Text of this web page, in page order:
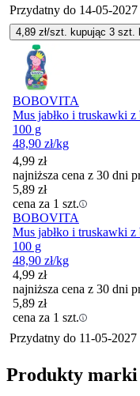
Przydatny do 14-05-2027
4,89 zł/szt. kupując 3 szt.
BOBOVITA
Mus jabłko i truskawki z
100 g
48,90 zł/kg
4,99 zł
najniższa cena z 30 dni
5,89 zł
cena za 1 szt.
BOBOVITA
Mus jabłko i truskawki z
100 g
48,90 zł/kg
4,99 zł
najniższa cena z 30 dni
5,89 zł
cena za 1 szt.
Przydatny do 11-05-2027
Produkty